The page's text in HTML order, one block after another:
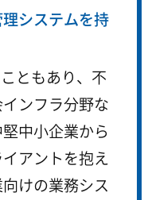
システムを持
ともあり、不
ンフラ分野な
中小企業から
アントを抱え
けの業務シス